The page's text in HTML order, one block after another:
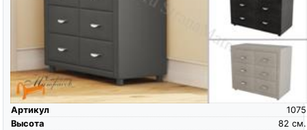
Артикул
1075
Высота
см.
82